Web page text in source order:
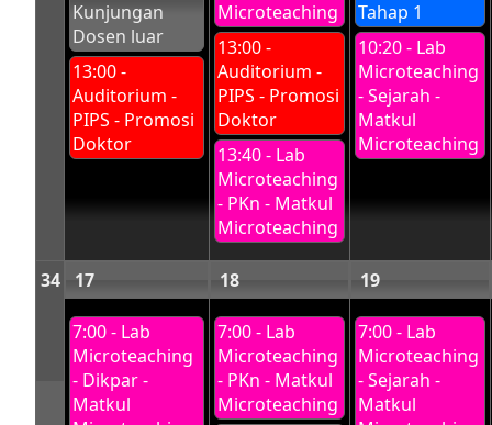
Kunjungan
Dosen luar
13:00 -
Auditorium -
PIPS - Promosi
Doktor
Microteaching
13:00 -
Auditorium -
PIPS - Promosi
Doktor
13:40 - Lab
Microteaching
- PKn - Matkul
Microteaching
Tahap 1
10:20 - Lab
Microteaching
- Sejarah -
Matkul
Microteaching
34 17
7:00 - Lab
Microteaching
- Dikpar -
Matkul
18
7:00 - Lab
Microteaching
- PKn - Matkul
Microteaching
19
7:00 - Lab
Microteaching
- Sejarah -
Matkul